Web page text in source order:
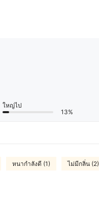
ใหญ่ไป
13%
หนากำลังดี (1) ไม่มีกลิ่น (2)